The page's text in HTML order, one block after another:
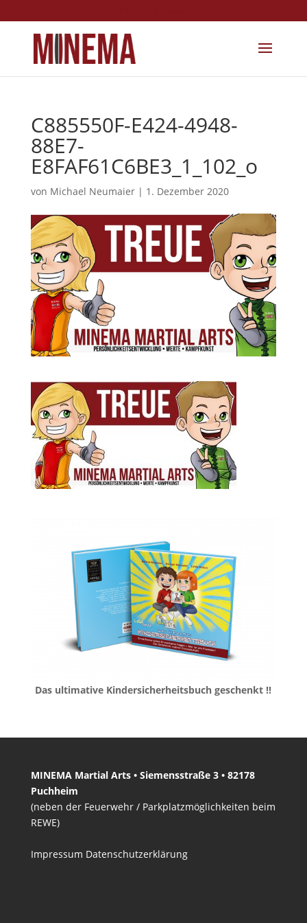
C885550F-E424-4948-
88E7-
E8FAF61C6BE3_1_102_o
von Michael Neumaier| 1. Dezember 2020
Das ultimative Kindersicherheitsbuch geschenkt !!
MINEMA Martial Arts • Siemensstraße 3 • 82178
Puchheim
(neben der Feuerwehr / Parkplatzmöglichkeiten beim
REWE)
Impressum Datenschutzerklärung